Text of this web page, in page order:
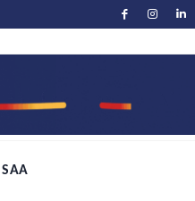
SAA